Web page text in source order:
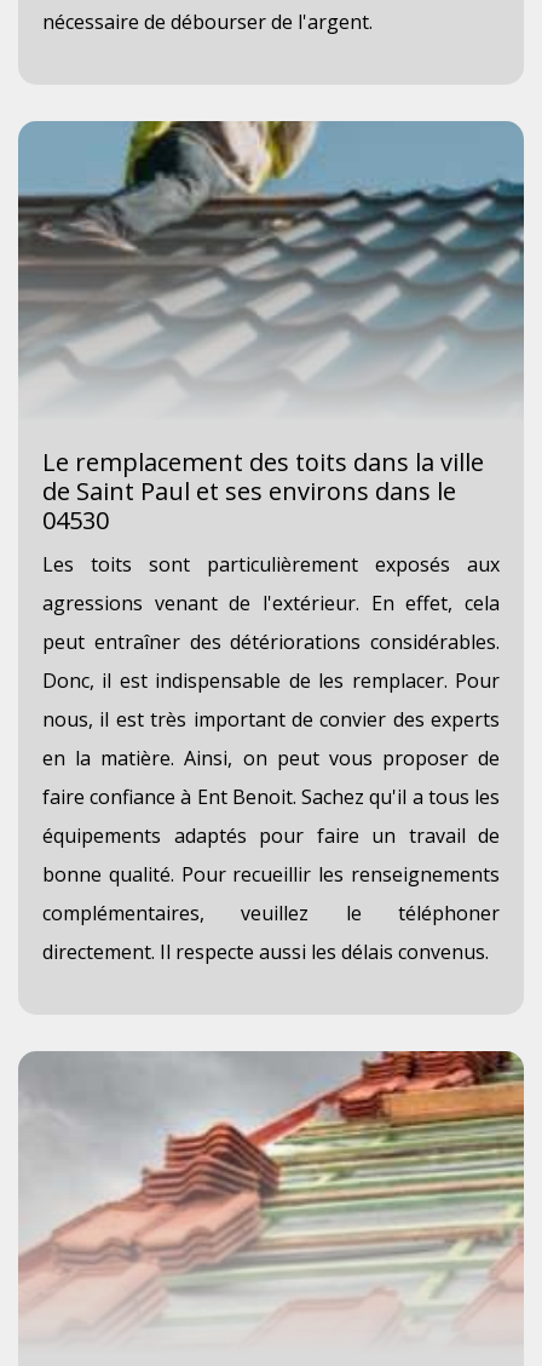
nécessaire de débourser de l'argent.
Le remplacement des toits dans la ville
de Saint Paul et ses environs dans le
04530
Les toits sont particulièrement exposés aux
agressions venant de l'extérieur. En effet, cela
peut entraîner des détériorations considérables.
Donc, il est indispensable de les remplacer. Pour
nous, il est très important de convier des experts
en la matière. Ainsi, on peut vous proposer de
faire confiance à Ent Benoit. Sachez qu'il a tous les
équipements adaptés pour faire un travail de
bonne qualité. Pour recueillir les renseignements
complémentaires, veuillez le téléphoner
directement. Il respecte aussi les délais convenus.